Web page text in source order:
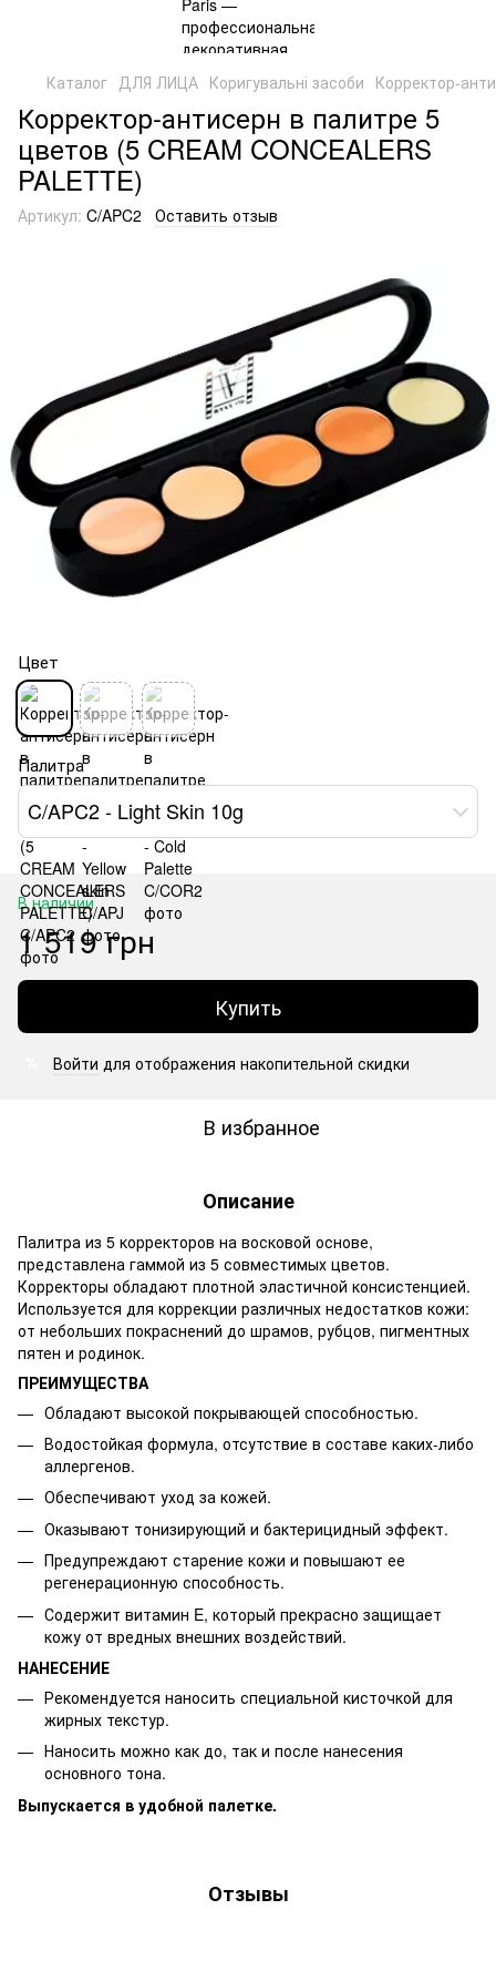
Каталог ДЛЯ ЛИЦА Коригувальні засоби Корректор-
Корректор-антисерн в палитре 5
цветов (5 CREAM CONCEALERS
PALETTE)
Артикул: C/APC2 Оставить отзыв
Цвет
Палитра
C/APC2 - Light Skin 10g
В наличии
1 519 грн
Купить
Войти для отображения накопительной скидки
В избранное
Описание
Палитра из 5 корректоров на восковой основе,
представлена гаммой из 5 совместимых цветов.
Корректоры обладают плотной эластичной консистенцией.
Используется для коррекции различных недостатков кожи:
от небольших покраснений до шрамов, рубцов, пигментных
пятен и родинок.
ПРЕИМУЩЕСТВА
Обладают высокой покрывающей способностью.
Водостойкая формула, отсутствие в составе каких-либо
аллергенов.
Обеспечивают уход за кожей.
Оказывают тонизирующий и бактерицидный эффект.
Предупреждают старение кожи и повышают ее
регенерационную способность.
Содержит витамин E, который прекрасно защищает
кожу от вредных внешних воздействий.
НАНЕСЕНИЕ
Рекомендуется наносить специальной кисточкой для
жирных текстур.
Наносить можно как до, так и после нанесения
основного тона.
Выпускается в удобной палетке.
Отзывы